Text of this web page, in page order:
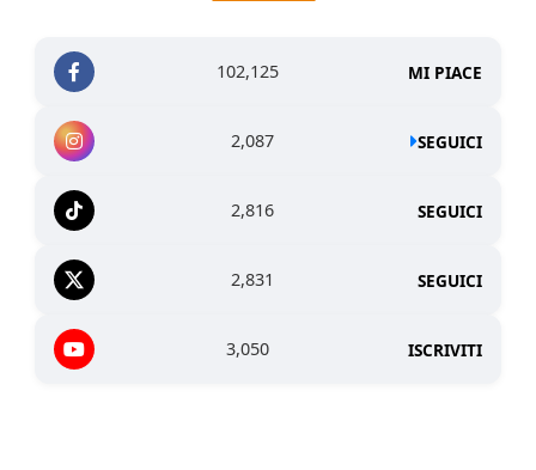
102,125 MI PIACE
2,087 SEGUICI
2,816 SEGUICI
2,831 SEGUICI
3,050 ISCRIVITI